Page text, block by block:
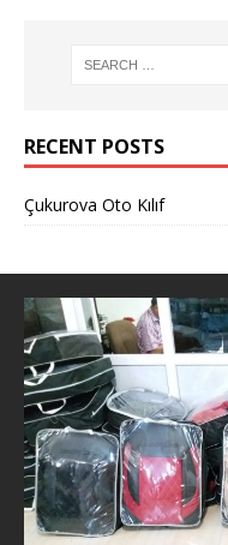
RECENT POSTS
Çukurova Oto Kılıf